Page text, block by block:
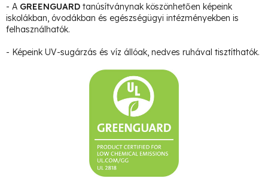
- A GREENGUARD tanúsítványnak köszönhetően képeink
iskolákban, óvodákban és egészségügyi intézményekben is
felhasználhatók.
- Képeink UV-sugárzás és víz állóak, nedves ruhával tisztíthatók.